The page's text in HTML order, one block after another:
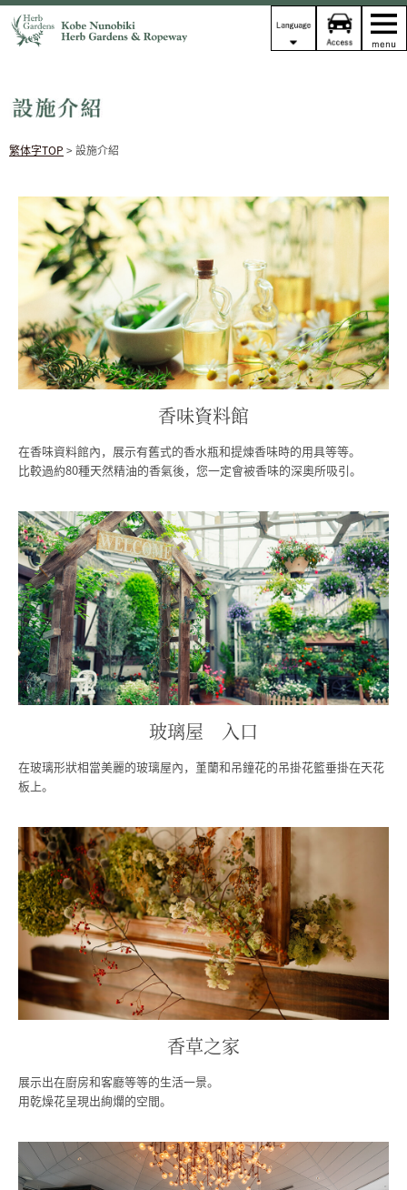
繁体字TOP > 設施介紹
香味資料館
在香味資料館內，展示有舊式的香水瓶和提煉香味時的用具等等。
比較過約80種天然精油的香氣後，您一定會被香味的深奧所吸引。
玻璃屋 入口
在玻璃形狀相當美麗的玻璃屋內，堇蘭和吊鐘花的吊掛花籃垂掛在天花
板上。
香草之家
展示出在廚房和客廳等等的生活一景。
用乾燥花呈現出絢爛的空間。